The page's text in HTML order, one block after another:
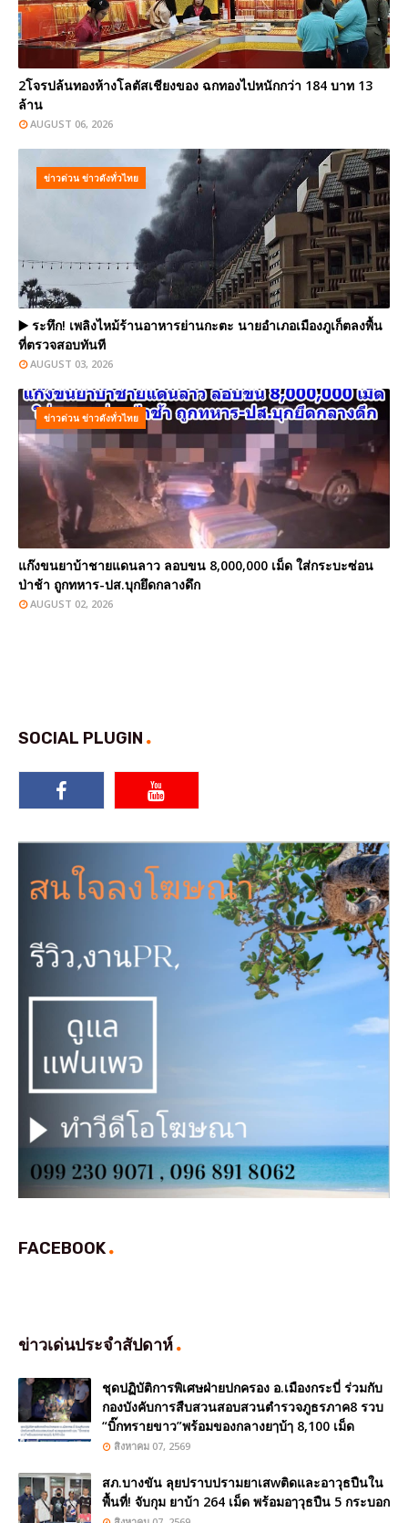
2โจรปล้นทองห้างโลตัสเชียงของ ฉกทองไปหนักกว่า 184 บาท 13
ล้าน
AUGUST 06, 2026
ข่าวด่วน ข่าวดังทั่วไทย
▶️ ระทึก! เพลิงไหม้ร้านอาหารย่านกะตะ นายอำเภอเมืองภูเก็ตลงพื้น
ที่ตรวจสอบทันที
AUGUST 03, 2026
ข่าวด่วน ข่าวดังทั่วไทย
แก๊งขนยาบ้าชายแดนลาว ลอบขน 8,000,000 เม็ด ใส่กระบะซ่อน
ป่าช้า ถูกทหาร-ปส.บุกยึดกลางดึก
AUGUST 02, 2026
SOCIAL PLUGIN
FACEBOOK
ข่าวเด่นประจำสัปดาห์
ชุดปฏิบัติการพิเศษฝ่ายปกครอง อ.เมืองกระบี่ ร่วมกับ
กองบังคับการสืบสวนสอบสวนตำรวจภูธรภาค8 รวบ
“บิ๊กทรายขาว”พร้อมของกลางยๅบ้ๅ 8,100 เม็ด
สิงหาคม 07, 2569
สภ.บางขัน ลุยปราบปรามยาเสwติดและอาวุธปืนใน
พื้นที่! จับกุม ยาบ้า 264 เม็ด พร้อมอๅวุธปืน 5 กระบอก